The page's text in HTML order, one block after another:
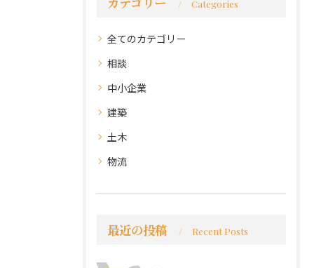
Categories
全てのカテゴリー
相談
中小企業
建築
土木
物流
最近の投稿 Recent Posts